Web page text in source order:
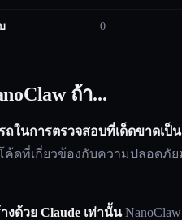
0
ถ้า...
ถในการตรวจสอบที่เด็ดขาดเ
ดที่เกี่ยวข้องกับความปลอดภัย
ด้วย Claude เท่านั้น